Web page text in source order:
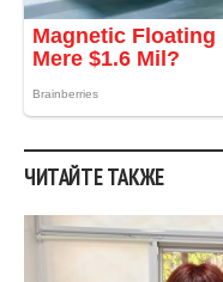
ЧИТАЙТЕ ТАКЖЕ